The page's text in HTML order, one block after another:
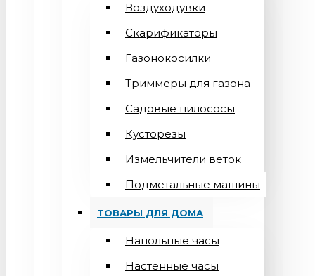
Воздуходувки
Скарификаторы
Газонокосилки
Триммеры для газона
Садовые пилососы
Кусторезы
Измельчители веток
Подметальные машины
ТОВАРЫ ДЛЯ ДОМА
Напольные часы
Настенные часы